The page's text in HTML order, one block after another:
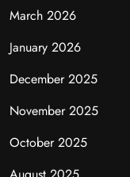
March 2026
January 2026
December 2025
November 2025
October 2025